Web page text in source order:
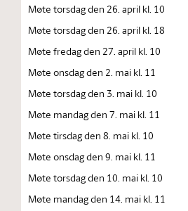
Møte torsdag den 26. april kl. 10
Møte torsdag den 26. april kl. 18
Møte fredag den 27. april kl. 10
Møte onsdag den 2. mai kl. 11
Møte torsdag den 3. mai kl. 10
Møte mandag den 7. mai kl. 11
Møte tirsdag den 8. mai kl. 10
Møte onsdag den 9. mai kl. 11
Møte torsdag den 10. mai kl. 10
Møte mandag den 14. mai kl. 11